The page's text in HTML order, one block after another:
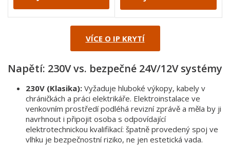
VÍCE O IP KRYTÍ
Napětí: 230V vs. bezpečné 24V/12V systémy
230V (Klasika): Vyžaduje hluboké výkopy, kabely v
chráničkách a práci elektrikáře. Elektroinstalace ve
venkovním prostředí podléhá revizní zprávě a měla by ji
navrhnout i připojit osoba s odpovídající
elektrotechnickou kvalifikací: špatně provedený spoj ve
vlhku je bezpečnostní riziko, ne jen estetická vada.